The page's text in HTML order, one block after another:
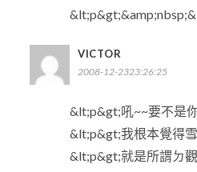
VICTOR
2008-12-2323:26:25
&lt;p&gt;吼~~要不是
&lt;p&gt;我根本覺得
&lt;p&gt;就是所謂ㄉ